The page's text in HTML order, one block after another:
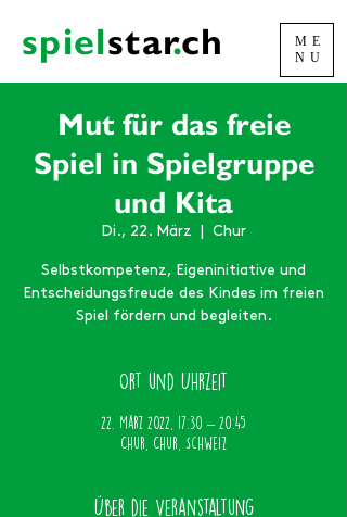
spielstar.ch
ME
NU
Mut für das freie
Spiel in Spielgruppe
und Kita
Di., 22. März Chur
Selbstkompetenz, Eigeninitiative und
Entscheidungsfreude des Kindes im freien
Spiel fördern und begleiten.
Ort und Uhrzeit
22. März 2022, 17:30 – 20:45
Chur, Chur, Schweiz
Über die Veranstaltung